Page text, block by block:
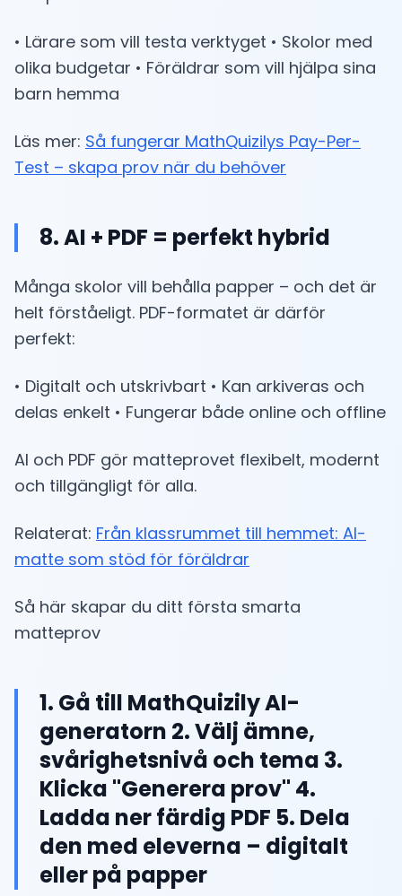
• Lärare som vill testa verktyget • Skolor med
olika budgetar • Föräldrar som vill hjälpa sina
barn hemma
Läs mer: Så fungerar MathQuizilys Pay-Per-
Test – skapa prov när du behöver
8. AI + PDF = perfekt hybrid
Många skolor vill behålla papper – och det är
helt förståeligt. PDF-formatet är därför
perfekt:
• Digitalt och utskrivbart • Kan arkiveras och
delas enkelt • Fungerar både online och offline
AI och PDF gör matteprovet flexibelt, modernt
och tillgängligt för alla.
Relaterat: Från klassrummet till hemmet: AI-
matte som stöd för föräldrar
Så här skapar du ditt första smarta
matteprov
1. Gå till MathQuizily AI-
generatorn 2. Välj ämne,
svårighetsnivå och tema 3.
Klicka "Generera prov" 4.
Ladda ner färdig PDF 5. Dela
den med eleverna – digitalt
eller på papper